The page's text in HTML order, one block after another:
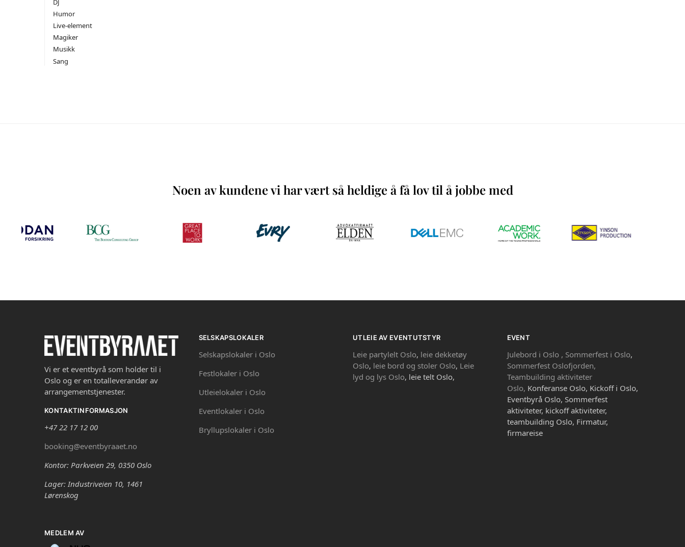
DJ
Humor
Live-element
Magiker
Musikk
Sang
Noen av kundene vi har vært så heldige å få lov til å jobbe med
Vi er et eventbyrå som holder til i
Oslo og er en totalleverandør av
arrangementstjenester.
KONTAKTINFORMASJON
+47 22 17 12 00
booking@eventbyraaet.no
Kontor: Parkveien 29, 0350 Oslo
Lager: Industriveien 10, 1461
Lørenskog
MEDLEM AV
SELSKAPSLOKALER
Selskapslokaler i Oslo
Festlokaler i Oslo
Utleielokaler i Oslo
Eventlokaler i Oslo
Bryllupslokaler i Oslo
UTLEIE AV EVENTUTSTYR
Leie partylelt Oslo, leie dekketøy
Oslo, leie bord og stoler Oslo, Leie
lyd og lys Oslo, leie telt Oslo,
EVENT
Julebord i Oslo , Sommerfest i Oslo,
Sommerfest Oslofjorden,
Teambuilding aktiviteter
Oslo, Konferanse Oslo, Kickoff i Oslo,
Eventbyrå Oslo, Sommerfest
aktiviteter, kickoff aktiviteter,
teambuilding Oslo, Firmatur,
firmareise